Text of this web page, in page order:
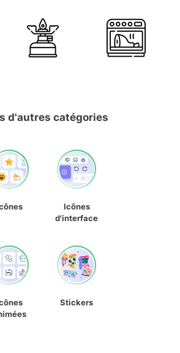
d'autres catégories
Icônes
d'interface
Stickers